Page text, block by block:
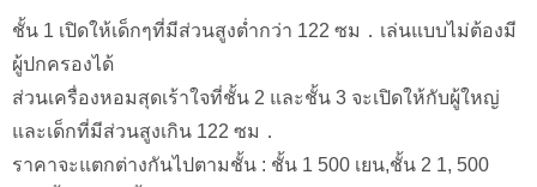
ชั้น 1 เปิดให้เด็กๆที่มีส่วนสูงต่ำกว่า 122 ซม．เล่นแบบไม่ต้องมี
ผู้ปกครองได้
ส่วนเครื่องหอมสุดเร้าใจที่ชั้น 2 และชั้น 3 จะเปิดให้กับผู้ใหญ่
และเด็กที่มีส่วนสูงเกิน 122 ซม．
ราคาจะแตกต่างกันไปตามชั้น : ชั้น 1 500 เยน,ชั้น 2 1, 500